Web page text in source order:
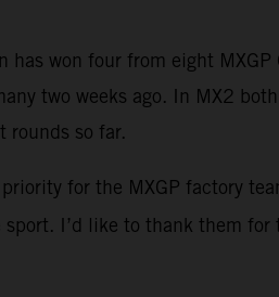
won four from eight
two weeks ago. In MX2
rounds so far.
for the MXGP factory
I’d like to thank them for